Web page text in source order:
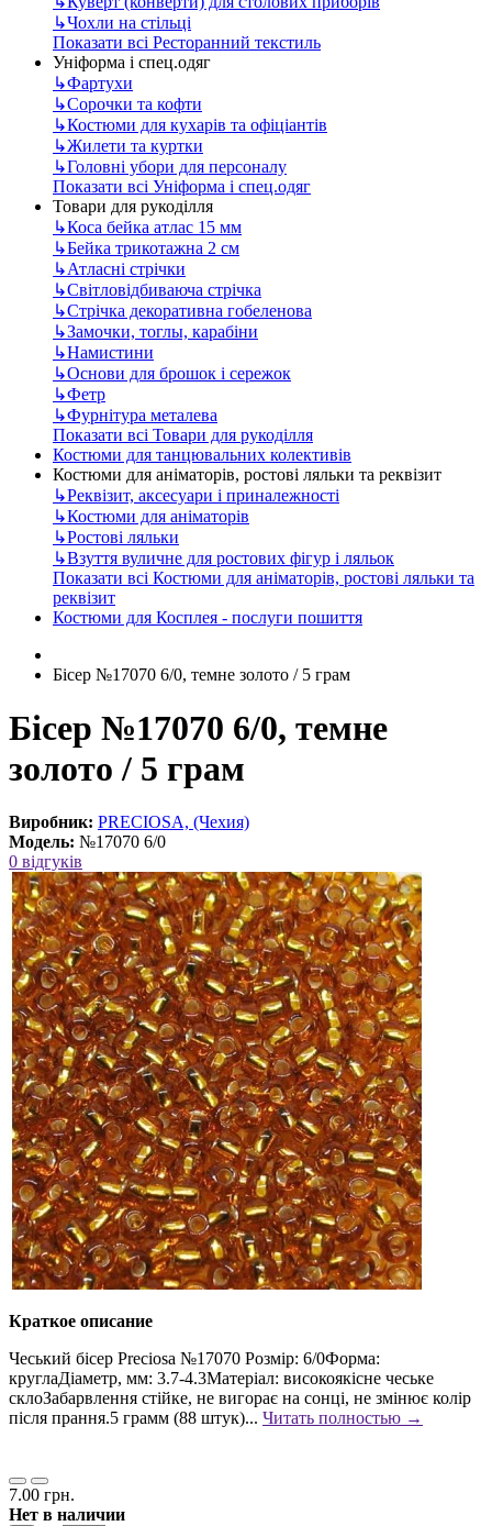
↳Чохли на стільці
Показати всі Ресторанний текстиль
Уніформа і спец.одяг
↳Фартухи
↳Сорочки та кофти
↳Костюми для кухарів та офіціантів
↳Жилети та куртки
↳Головні убори для персоналу
Показати всі Уніформа і спец.одяг
Товари для рукоділля
↳Коса бейка атлас 15 мм
↳Бейка трикотажна 2 см
↳Атласні стрічки
↳Світловідбиваюча стрічка
↳Стрічка декоративна гобеленова
↳Замочки, тоглы, карабіни
↳Намистини
↳Основи для брошок і сережок
↳Фетр
↳Фурнітура металева
Показати всі Товари для рукоділля
Костюми для танцювальних колективів
Костюми для аніматорів, ростові ляльки та реквізит
↳Реквізит, аксесуари і приналежності
↳Костюми для аніматорів
↳Ростові ляльки
↳Взуття вуличне для ростових фігур і ляльок
Показати всі Костюми для аніматорів, ростові ляльки та
реквізит
Костюми для Косплея - послуги пошиття
Бісер №17070 6/0, темне золото / 5 грам
Бісер №17070 6/0, темне
золото / 5 грам
Виробник: PRECIOSA, (Чехия)
Модель: №17070 6/0
0 відгуків
Краткое описание
Чеський бісер Preciosa №17070 Розмір: 6/0Форма:
круглаДіаметр, мм: 3.7-4.3Матеріал: високоякісне чеське
склоЗабарвлення стійке, не вигорає на сонці, не змінює колір
після прання.5 грамм (88 штук)... Читать полностью →
7.00 грн.
Нет в наличии